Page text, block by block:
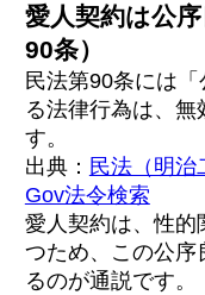
愛人契約は公
90条）
民法第90条には
る法律行為は、無
す。
出典： 民法（明治
Gov法令検索
愛人契約は、性的
つため、この公序
るのが通説です。